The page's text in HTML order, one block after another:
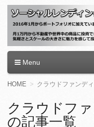
ソーシャル
Menu
コ
ン
ツ
HOME クラウドファンデ
クラウドフ
の記事一覧